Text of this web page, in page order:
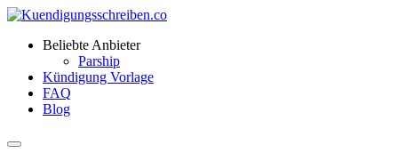
Beliebte Anbieter
Parship
Kündigung Vorlage
FAQ
Blog